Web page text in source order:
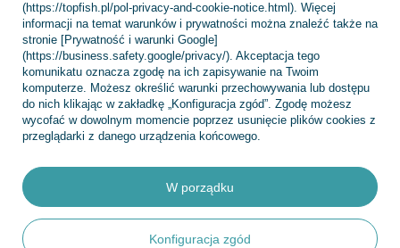
INFORMACJE
POMOC
+48 695 775 577
kontakt@topfish.pl
TopFish Sp. z o.o. Sp.k,Klasztorna 38,83-400Kościerzyna
(https://topfish.pl/pol-privacy-and-cookie-notice.html). Więcej
informacji na temat warunków i prywatności można znaleźć także na
stronie [Prywatność i warunki Google]
(https://business.safety.google/privacy/). Akceptacja tego
komunikatu oznacza zgodę na ich zapisywanie na Twoim
komputerze. Możesz określić warunki przechowywania lub dostępu
do nich klikając w zakładkę „Konfiguracja zgód”. Zgodę możesz
wycofać w dowolnym momencie poprzez usunięcie plików cookies z
przeglądarki z danego urządzenia końcowego.
Konfiguracja zgód
W porządku